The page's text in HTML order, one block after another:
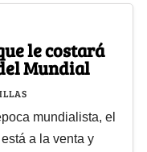
le costará
Mundial
mundialista, el
a la venta y